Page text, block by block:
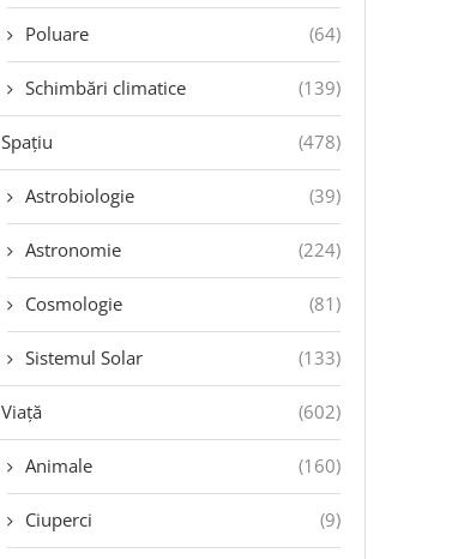
Poluare (64)
Schimbări climatice (139)
Spațiu (478)
Astrobiologie (39)
Astronomie (224)
Cosmologie (81)
Sistemul Solar (133)
Viață (602)
Animale (160)
Ciuperci (9)